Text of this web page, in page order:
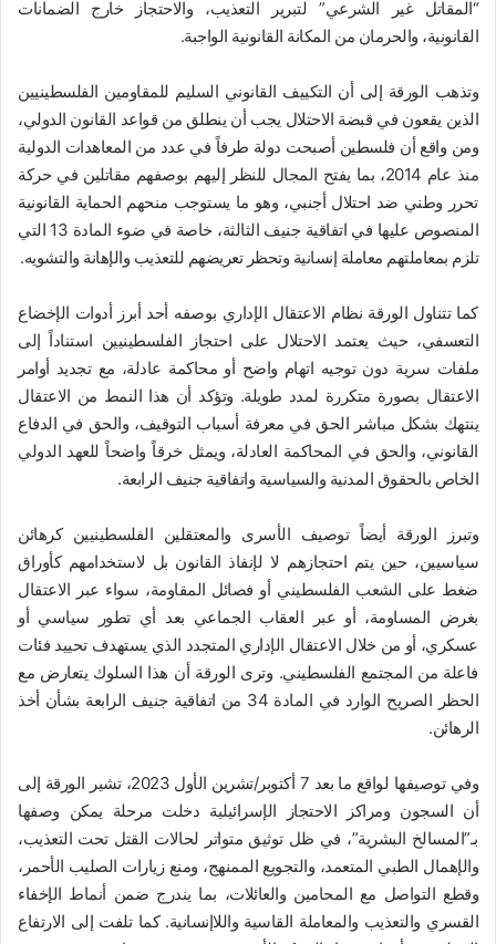
“المقاتل غير الشرعي” لتبرير التعذيب، والاحتجاز خارج الضمانات
القانونية، والحرمان من المكانة القانونية الواجبة.
وتذهب الورقة إلى أن التكييف القانوني السليم للمقاومين الفلسطينيين
الذين يقعون في قبضة الاحتلال يجب أن ينطلق من قواعد القانون الدولي،
ومن واقع أن فلسطين أصبحت دولة طرفاً في عدد من المعاهدات الدولية
منذ عام 2014، بما يفتح المجال للنظر إليهم بوصفهم مقاتلين في حركة
تحرر وطني ضد احتلال أجنبي، وهو ما يستوجب منحهم الحماية القانونية
المنصوص عليها في اتفاقية جنيف الثالثة، خاصة في ضوء المادة 13 التي
تلزم بمعاملتهم معاملة إنسانية وتحظر تعريضهم للتعذيب والإهانة والتشويه.
كما تتناول الورقة نظام الاعتقال الإداري بوصفه أحد أبرز أدوات الإخضاع
التعسفي، حيث يعتمد الاحتلال على احتجاز الفلسطينيين استناداً إلى
ملفات سرية دون توجيه اتهام واضح أو محاكمة عادلة، مع تجديد أوامر
الاعتقال بصورة متكررة لمدد طويلة. وتؤكد أن هذا النمط من الاعتقال
ينتهك بشكل مباشر الحق في معرفة أسباب التوقيف، والحق في الدفاع
القانوني، والحق في المحاكمة العادلة، ويمثل خرقاً واضحاً للعهد الدولي
الخاص بالحقوق المدنية والسياسية واتفاقية جنيف الرابعة.
وتبرز الورقة أيضاً توصيف الأسرى والمعتقلين الفلسطينيين كرهائن
سياسيين، حين يتم احتجازهم لا لإنفاذ القانون بل لاستخدامهم كأوراق
ضغط على الشعب الفلسطيني أو فصائل المقاومة، سواء عبر الاعتقال
بغرض المساومة، أو عبر العقاب الجماعي بعد أي تطور سياسي أو
عسكري، أو من خلال الاعتقال الإداري المتجدد الذي يستهدف تحييد فئات
فاعلة من المجتمع الفلسطيني. وترى الورقة أن هذا السلوك يتعارض مع
الحظر الصريح الوارد في المادة 34 من اتفاقية جنيف الرابعة بشأن أخذ
الرهائن.
وفي توصيفها لواقع ما بعد 7 أكتوبر/تشرين الأول 2023، تشير الورقة إلى
أن السجون ومراكز الاحتجاز الإسرائيلية دخلت مرحلة يمكن وصفها
بـ”المسالخ البشرية”، في ظل توثيق متواتر لحالات القتل تحت التعذيب،
والإهمال الطبي المتعمد، والتجويع الممنهج، ومنع زيارات الصليب الأحمر،
وقطع التواصل مع المحامين والعائلات، بما يندرج ضمن أنماط الإخفاء
القسري والتعذيب والمعاملة القاسية واللاإنسانية. كما تلفت إلى الارتفاع